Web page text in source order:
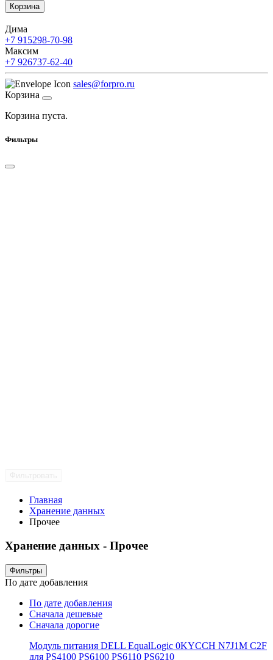
Корзина
Дима
+7 915298-70-98
Максим
+7 926737-62-40
sales@forpro.ru
Корзина
Корзина пуста.
Фильтры
Главная
Хранение данных
Прочее
Хранение данных - Прочее
Фильтры
По дате добавления
По дате добавления
Сначала дешевые
Сначала дорогие
Модуль питания DELL EqualLogic 0KYCCH N7J1M C2F
для PS4100 PS6100 PS6110 PS6210